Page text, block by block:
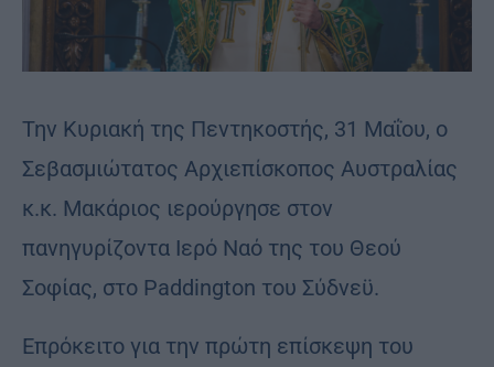
Την Κυριακή της Πεντηκοστής, 31 Μαΐου, ο
Σεβασμιώτατος Αρχιεπίσκοπος Αυστραλίας
κ.κ. Μακάριος ιερούργησε στον
πανηγυρίζοντα Ιερό Ναό της του Θεού
Σοφίας, στο Paddington του Σύδνεϋ.
Επρόκειτο για την πρώτη επίσκεψη του